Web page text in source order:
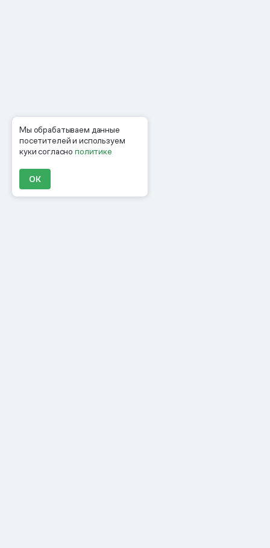
Мы обрабатываем данные
посетителей и используем
куки согласнополитике
ОК